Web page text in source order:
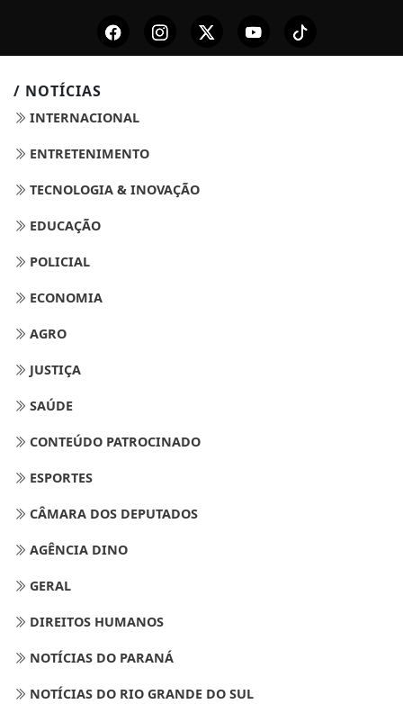
/ NOTÍCIAS
INTERNACIONAL
ENTRETENIMENTO
TECNOLOGIA & INOVAÇÃO
EDUCAÇÃO
POLICIAL
ECONOMIA
AGRO
JUSTIÇA
SAÚDE
CONTEÚDO PATROCINADO
ESPORTES
CÂMARA DOS DEPUTADOS
AGÊNCIA DINO
GERAL
DIREITOS HUMANOS
NOTÍCIAS DO PARANÁ
NOTÍCIAS DO RIO GRANDE DO SUL